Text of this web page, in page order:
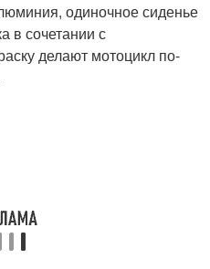
одиночное сиденье
в сочетании с
делают мотоцикл по-